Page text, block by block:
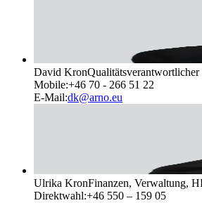
David KronQualitätsverantwortlicher
Mobile:+46 70 - 266 51 22
E-Mail:dk@arno.eu
Ulrika KronFinanzen, Verwaltung,
Direktwahl:+46 550 – 159 05